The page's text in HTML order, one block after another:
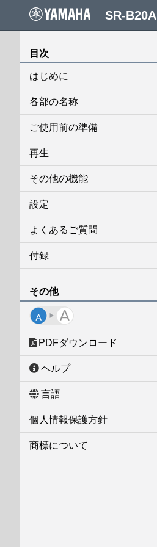
目次
はじめに
各部の名称
ご使用前の準備
再生
その他の機能
設定
よくあるご質問
付録
その他
PDFダウンロード
ヘルプ
言語
個人情報保護方針
商標について
SR-B20A